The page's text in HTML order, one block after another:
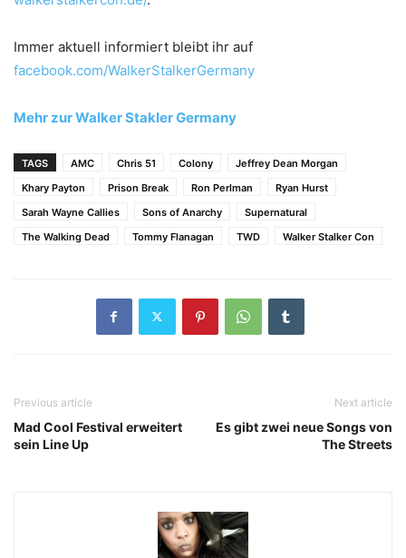
Immer aktuell informiert bleibt ihr auf
facebook.com/WalkerStalkerGermany
Mehr zur Walker Stakler Germany
TAGS AMC Chris 51 Colony
Jeffrey Dean Morgan
Khary Payton
Prison Break Ron Perlman
Ryan Hurst
Sarah Wayne Callies
Sons of Anarchy
Supernatural
The Walking Dead
Tommy Flanagan TWD Walker Stalker Con
Previous article
Mad Cool Festival erweitert
sein Line Up
Next article
Es gibt zwei neue Songs von
The Streets